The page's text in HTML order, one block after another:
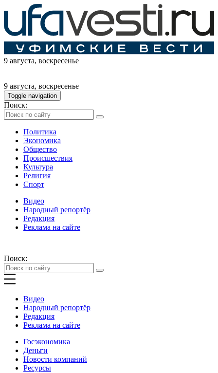
9 августа, воскресенье
9 августа, воскресенье
Toggle navigation
Поиск:
Политика
Экономика
Общество
Происшествия
Культура
Религия
Спорт
Видео
Народный репортёр
Редакция
Реклама на сайте
Поиск:
Видео
Народный репортёр
Редакция
Реклама на сайте
Госэкономика
Деньги
Новости компаний
Ресурсы